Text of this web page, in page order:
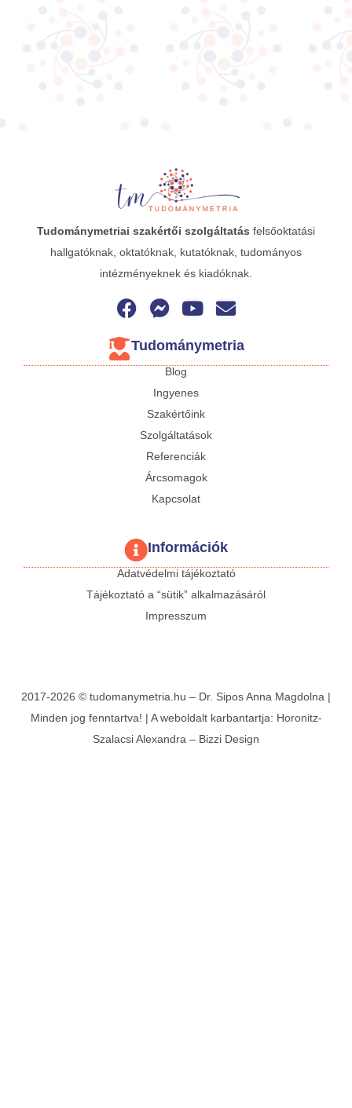
Tudománymetriai szakértői szolgáltatás felsőoktatási
hallgatóknak, oktatóknak, kutatóknak, tudományos
intézményeknek és kiadóknak.
Tudománymetria
Blog
Ingyenes
Szakértőink
Szolgáltatások
Referenciák
Árcsomagok
Kapcsolat
Információk
Adatvédelmi tájékoztató
Tájékoztató a “sütik” alkalmazásáról
Impresszum
2017-2026 © tudomanymetria.hu – Dr. Sipos Anna Magdolna |
Minden jog fenntartva! | A weboldalt karbantartja: Horonitz-
Szalacsi Alexandra – Bizzi Design